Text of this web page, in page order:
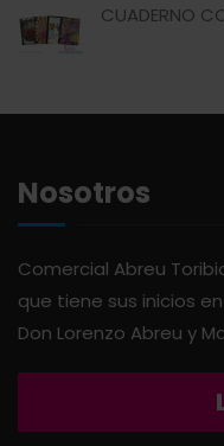
PANADERÍA
SALSAS
APOTHIC
AQUA
ARIENZO DE
CUADERNO
Nosotros
Comercial Abreu
que tiene sus inicios
Don Lorenzo Abreu y